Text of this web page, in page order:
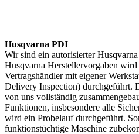
Husqvarna PDI
Wir sind ein autorisierter
Husqvarna Herstellervorgaben
Vertragshändler mit eigener
Delivery Inspection) durchgeführt.
von uns vollständig
Funktionen, insbesondere alle
wird ein Probelauf durchgeführt.
funktionstüchtige Maschine